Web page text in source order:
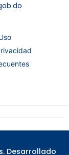
Desarrollado